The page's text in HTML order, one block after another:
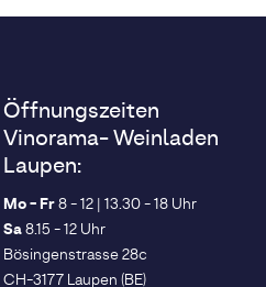
Öffnungszeiten
Vinorama- Weinladen
Laupen:
Mo - Fr8 - 12 | 13.30 - 18 Uhr
Sa8.15 - 12 Uhr
Bösingenstrasse 28c
CH-3177 Laupen (BE)